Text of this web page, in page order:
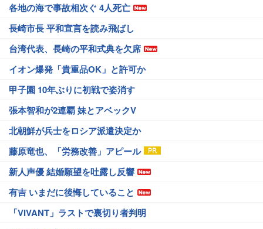
各地の海で事故相次ぐ 4人死亡
長崎市長 平和宣言を読み飛ばし
台湾代表、長崎の平和式典を欠席
イオン爆発「貴重品OK」と許可か
甲子園 10年ぶりに初戦で姿消す
張本智和が2連覇 妹とアベックV
北朝鮮が兵士をロシア派遣決定か
藤原竜也、「労務改善」アピール
新人声優 結婚願望を吐露し反響
有吉 いまだに後悔していること
「VIVANT」ラストで裏切り者判明